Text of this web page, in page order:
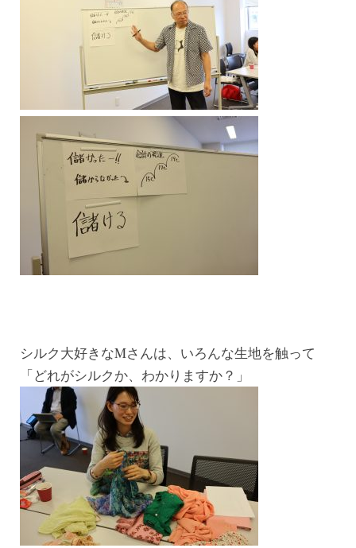
シルク大好きなMさんは、いろんな生地を触って
「どれがシルクか、わかりますか？」